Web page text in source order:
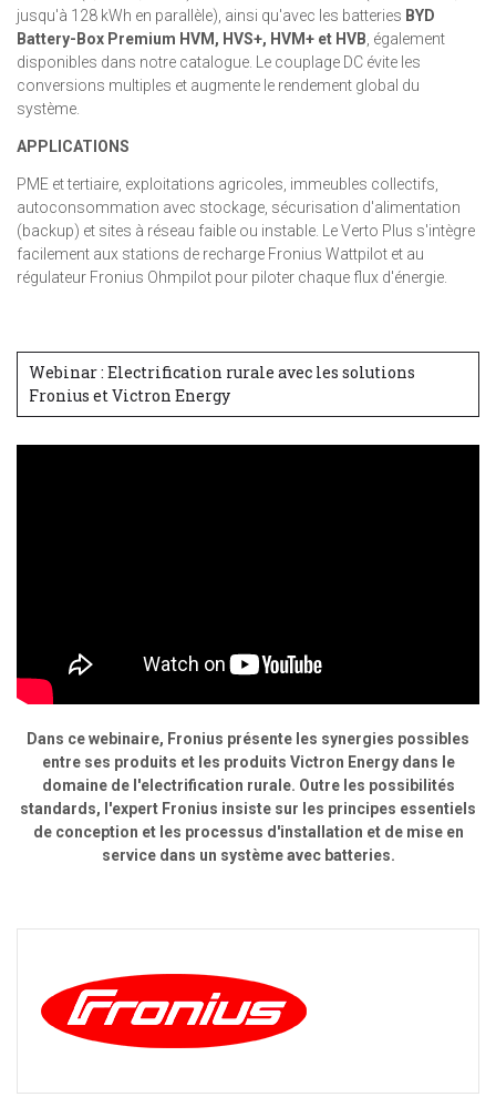
jusqu'à 128 kWh en parallèle), ainsi qu'avec les batteries BYD
Battery-Box Premium HVM, HVS+, HVM+ et HVB , également
disponibles dans notre catalogue. Le couplage DC évite les
conversions multiples et augmente le rendement global du
système.
APPLICATIONS
PME et tertiaire, exploitations agricoles, immeubles collectifs,
autoconsommation avec stockage, sécurisation d'alimentation
(backup) et sites à réseau faible ou instable. Le Verto Plus s'intègre
facilement aux stations de recharge Fronius Wattpilot et au
régulateur Fronius Ohmpilot pour piloter chaque flux d'énergie.
Webinar : Electrification rurale avec les solutions
Fronius et Victron Energy
Dans ce webinaire, Fronius présente les synergies possibles
entre ses produits et les produits Victron Energy dans le
domaine de l'electrification rurale. Outre les possibilités
standards, l'expert Fronius insiste sur les principes essentiels
de conception et les processus d'installation et de mise en
service dans un système avec batteries.
FRONIUS